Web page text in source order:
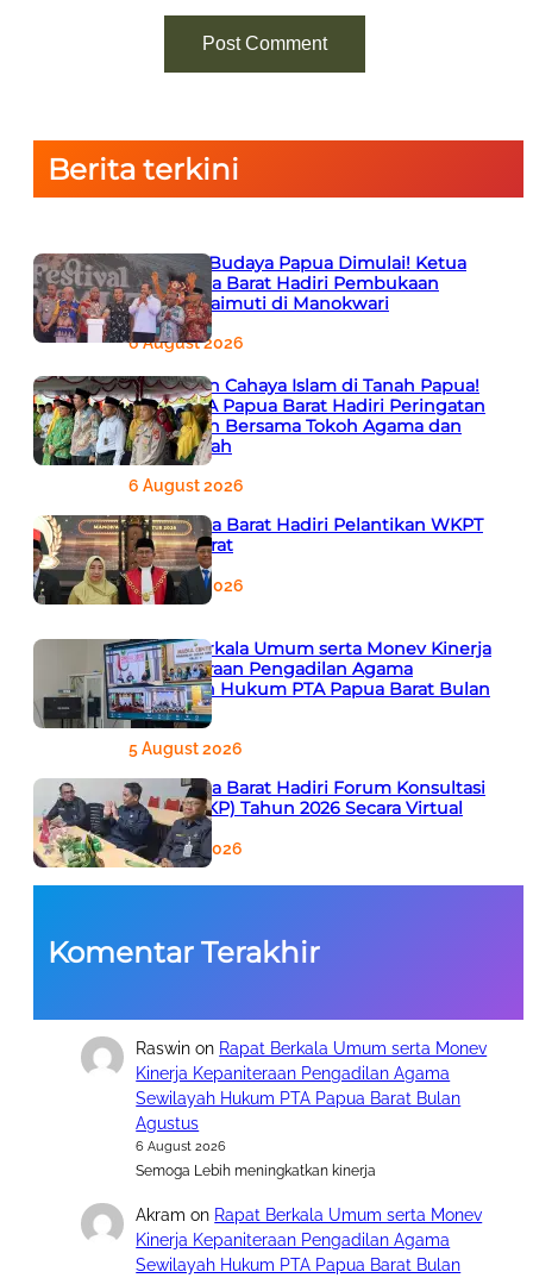
Berita terkini
Semarak Budaya Papua Dimulai! Ketua
PTA Papua Barat Hadiri Pembukaan
Festival Raimuti di Manokwari
6 August 2026
666 Tahun Cahaya Islam di Tanah Papua!
Ketua PTA Papua Barat Hadiri Peringatan
Bersejarah Bersama Tokoh Agama dan
Pemerintah
6 August 2026
PTA Papua Barat Hadiri Pelantikan WKPT
Papua Barat
6 August 2026
Rapat Berkala Umum serta Monev Kinerja
Kepaniteraan Pengadilan Agama
Sewilayah Hukum PTA Papua Barat Bulan
Agustus
5 August 2026
PTA Papua Barat Hadiri Forum Konsultasi
Publik (FKP) Tahun 2026 Secara Virtual
5 August 2026
Komentar Terakhir
Raswin on Rapat Berkala Umum serta Monev
Kinerja Kepaniteraan Pengadilan Agama
Sewilayah Hukum PTA Papua Barat Bulan
Agustus
6 August 2026
Semoga Lebih meningkatkan kinerja
Akram on Rapat Berkala Umum serta Monev
Kinerja Kepaniteraan Pengadilan Agama
Sewilayah Hukum PTA Papua Barat Bulan